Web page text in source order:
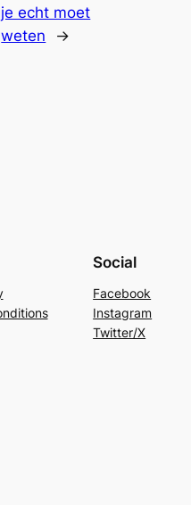
je echt moet
weten
→
Social
Facebook
Instagram
Twitter/X